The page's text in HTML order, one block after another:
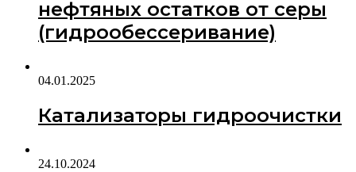
нефтяных остатков от серы
(гидрообессеривание)
04.01.2025
Катализаторы гидроочистки
24.10.2024